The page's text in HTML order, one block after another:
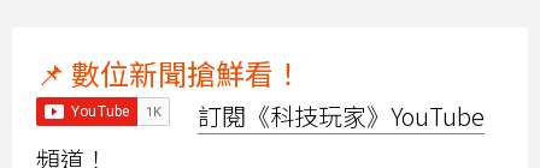
📌 數位新聞搶鮮看！
訂閱《科技玩家》YouTube
頻道！